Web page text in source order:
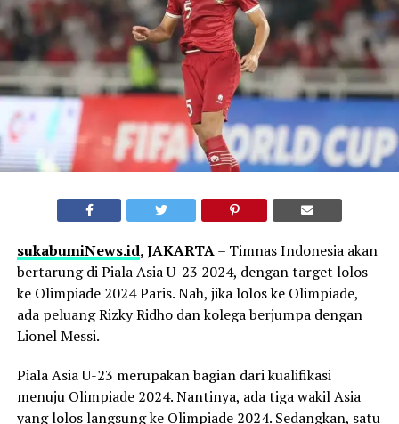
sukabumiNews.id, JAKARTA– Timnas Indonesia akan
bertarung di Piala Asia U-23 2024, dengan target lolos
ke Olimpiade 2024 Paris. Nah, jika lolos ke Olimpiade,
ada peluang Rizky Ridho dan kolega berjumpa dengan
Lionel Messi.
Piala Asia U-23 merupakan bagian dari kualifikasi
menuju Olimpiade 2024. Nantinya, ada tiga wakil Asia
yang lolos langsung ke Olimpiade 2024. Sedangkan, satu